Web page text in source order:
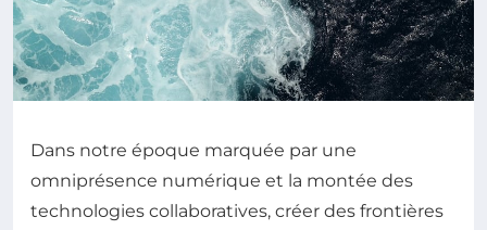
Dans notre époque marquée par une
omniprésence numérique et la montée des
technologies collaboratives, créer des frontières